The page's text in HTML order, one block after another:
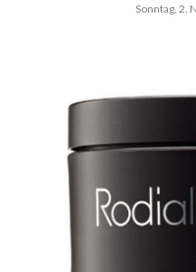
Sonntag, 2.